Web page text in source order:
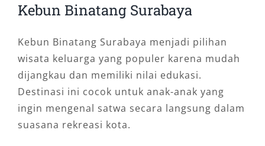
Kebun Binatang Surabaya
Kebun Binatang Surabaya menjadi pilihan
wisata keluarga yang populer karena mudah
dijangkau dan memiliki nilai edukasi.
Destinasi ini cocok untuk anak-anak yang
ingin mengenal satwa secara langsung dalam
suasana rekreasi kota.